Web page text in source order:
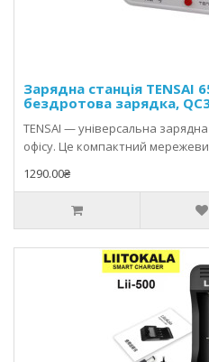
Зарядна станція TENSAI
бездротова зарядка,
TENSAI — універсальна
офісу. Це компактний
1290.00₴